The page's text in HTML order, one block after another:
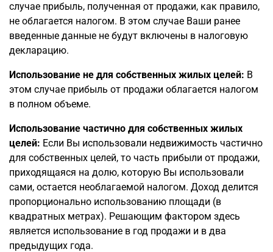
случае прибыль, полученная от продажи, как правило,
не облагается налогом. В этом случае Ваши ранее
введенные данные не будут включены в налоговую
декларацию.
Использование не для собственных жилых целей: В
этом случае прибыль от продажи облагается налогом
в полном объеме.
Использование частично для собственных жилых
целей: Если Вы использовали недвижимость частично
для собственных целей, то часть прибыли от продажи,
приходящаяся на долю, которую Вы использовали
сами, остается необлагаемой налогом. Доход делится
пропорционально использованию площади (в
квадратных метрах). Решающим фактором здесь
является использование в год продажи и в два
предыдущих года.